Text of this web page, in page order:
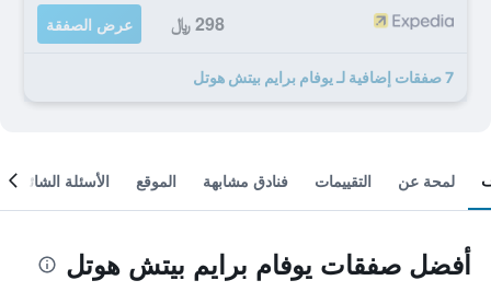
298 ﷼ عرض الصفقة
7 صفقات إضافية لـ يوفام برايم بيتش هوتل
لمحة عن التقييمات فنادق مشابهة الموقع الأسئلة الشائعة
أفضل صفقات يوفام برايم بيتش هوتل